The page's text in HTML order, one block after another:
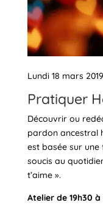
Lundi 18 mars 2019
Pratiquer
Découvrir ou
pardon ancestral
est basée sur
soucis au
t’aime ».
Atelier de 19h30 à